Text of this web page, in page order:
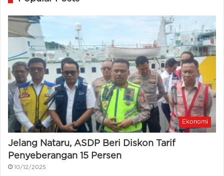
Ekonomi
Jelang Nataru, ASDP Beri Diskon Tarif
Penyeberangan 15 Persen
10/12/2025